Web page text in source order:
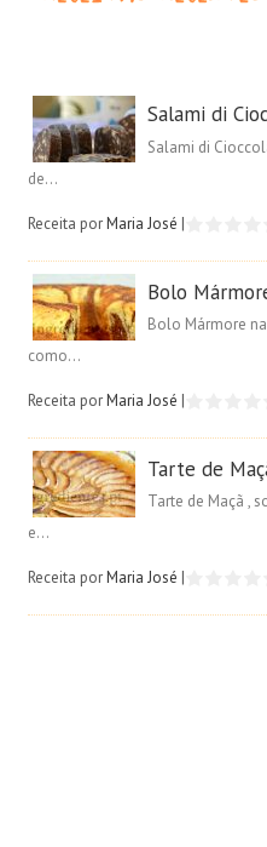
Salami di
Salami di
de...
Receita porMaria José |
Bolo
Bolo Mármore
como...
Receita porMaria José |
Tarte de
Tarte de Maçã ,
e...
Receita porMaria José |